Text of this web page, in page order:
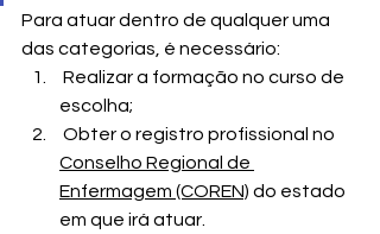
Para atuar dentro de qualquer uma
das categorias, é necessário:
escolha;
Obter o registro profissional no
Conselho Regional de
Enfermagem (COREN) do estado
em que irá atuar.